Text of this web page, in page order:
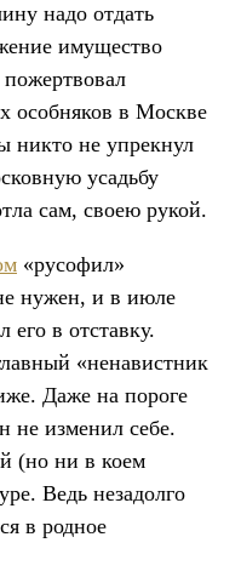
надо отдать
имущество
особняков в Москве
никто не упрекнул
усадьбу
сам, своею рукой.
«русофил»
нужен, и в июле
его в отставку.
«ненавистник
Даже на пороге
не изменил себе.
(но ни в коем
Ведь незадолго
в родное